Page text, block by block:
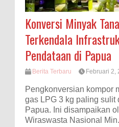
Konversi Minyak
Terkendala
Pendataan di Papua
Berita Terbaru Februari 2,
Pengkonversian kompor
gas LPG 3 kg paling sulit
Papua. Ini disampaikan
Wiraswasta Nasional